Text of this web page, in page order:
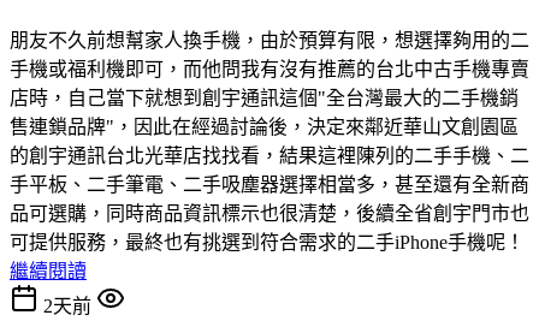
朋友不久前想幫家人換手機，由於預算有限，想選擇夠用的二
手機或福利機即可，而他問我有沒有推薦的台北中古手機專賣
店時，自己當下就想到創宇通訊這個"全台灣最大的二手機銷
售連鎖品牌"，因此在經過討論後，決定來鄰近華山文創園區
的創宇通訊台北光華店找找看，結果這裡陳列的二手手機、二
手平板、二手筆電、二手吸塵器選擇相當多，甚至還有全新商
品可選購，同時商品資訊標示也很清楚，後續全省創宇門市也
可提供服務，最終也有挑選到符合需求的二手iPhone手機呢！
繼續閱讀
2天前